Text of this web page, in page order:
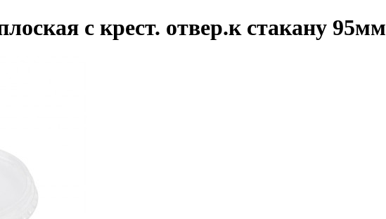
с крест. отвер.к стакану 95мм